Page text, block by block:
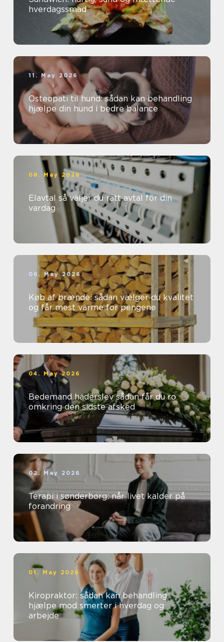
hverdagssmad
11. May 2026
Osteopati til hund: sådan kan behandling
hjælpe din hund i bedre balance
08. May 2026
Elavtal så väljer du rätt avtal för din
vardag
06. May 2026
Køb af brænde: sådan vælger du kvalitet
og får mest varme for pengene
04. May 2026
Bedemand haderslev sådan får du ro
omkring den sidste afsked
02. May 2026
Terapi i sønderborg: når livet kalder på
forandring
01. May 2026
Kiropraktor: sådan kan behandling
hjælpe mod smerter i hverdag og
arbejde